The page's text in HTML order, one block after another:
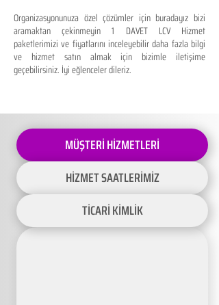
Organizasyonunuza özel çözümler için buradayız bizi
aramaktan çekinmeyin 1 DAVET LCV Hizmet
paketlerimizi ve fiyatlarını inceleyebilir daha fazla bilgi
ve hizmet satın almak için bizimle iletişime
geçebilirsiniz. İyi eğlenceler dileriz.
MÜŞTERİ HİZMETLERİ
HİZMET SAATLERİMİZ
TİCARİ KİMLİK